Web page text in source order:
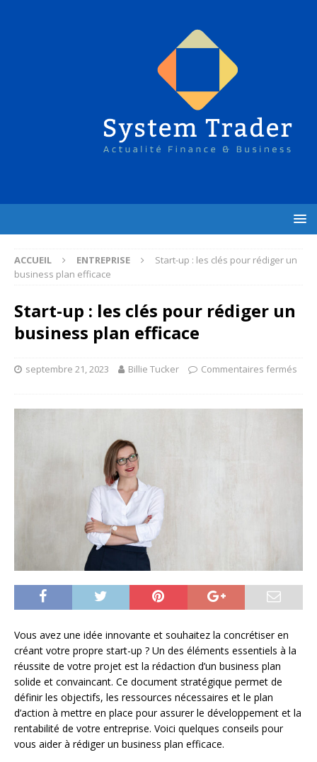
ACCUEIL ENTREPRISE
Start-up : les clés pour rédiger un
business plan efficace
Start-up : les clés pour rédiger un
business plan efficace
septembre 21, 2023 Billie Tucker Commentaires fermés
Vous avez une idée innovante et souhaitez la concrétiser en
créant votre propre start-up ? Un des éléments essentiels à la
réussite de votre projet est la rédaction d’un business plan
solide et convaincant. Ce document stratégique permet de
définir les objectifs, les ressources nécessaires et le plan
d’action à mettre en place pour assurer le développement et la
rentabilité de votre entreprise. Voici quelques conseils pour
vous aider à rédiger un business plan efficace.